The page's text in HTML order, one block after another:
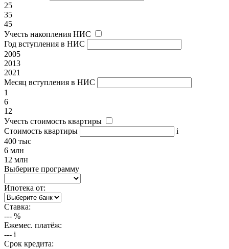
25
35
45
Учесть накопления НИС
Год вступления в НИС
2005
2013
2021
Месяц вступления в НИС
1
6
12
Учесть стоимость квартиры
Стоимость квартиры
i
400 тыс
6 млн
12 млн
Выберите программу
Ипотека от:
Ставка:
--- %
Ежемес. платёж:
--- i
Срок кредита: